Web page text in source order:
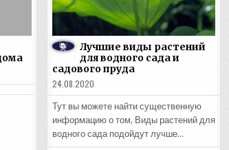
Лучшие виды растений
для водного сада и
садового пруда
24.08.2020
Тут вы можете найти существенную
информацию о том, Виды растений для
водного сада подойдут лучше…